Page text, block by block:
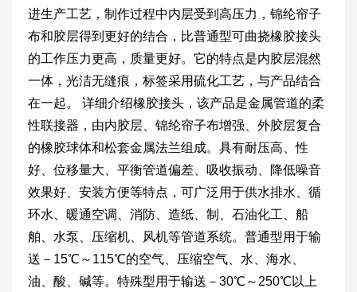
进生产工艺，制作过程中内层受到高压力，锦纶帘子
布和胶层得到更好的结合，比普通型可曲挠橡胶接头
的工作压力更高，质量更好。它的特点是内胶层混然
一体，光洁无缝痕，标签采用硫化工艺，与产品结合
在一起。 详细介绍橡胶接头，该产品是金属管道的柔
性联接器，由内胶层、锦纶帘子布增强、外胶层复合
的橡胶球体和松套金属法兰组成。具有耐压高、性
好、位移量大、平衡管道偏差、吸收振动、降低噪音
效果好、安装方便等特点，可广泛用于供水排水、循
环水、暖通空调、消防、造纸、制、石油化工、船
舶、水泵、压缩机、风机等管道系统。普通型用于输
送－15℃～115℃的空气、压缩空气、水、海水、
油、酸、碱等。特殊型用于输送－30℃～250℃以上